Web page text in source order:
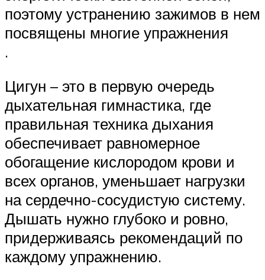
поэтому устранению зажимов в нем
посвящены многие упражнения
.
Цигун – это в первую очередь
дыхательная гимнастика, где
правильная техника дыхания
обеспечивает равномерное
обогащение кислородом крови и
всех органов, уменьшает нагрузки
на сердечно-сосудистую систему.
Дышать нужно глубоко и ровно,
придерживаясь рекомендаций по
каждому упражнению.